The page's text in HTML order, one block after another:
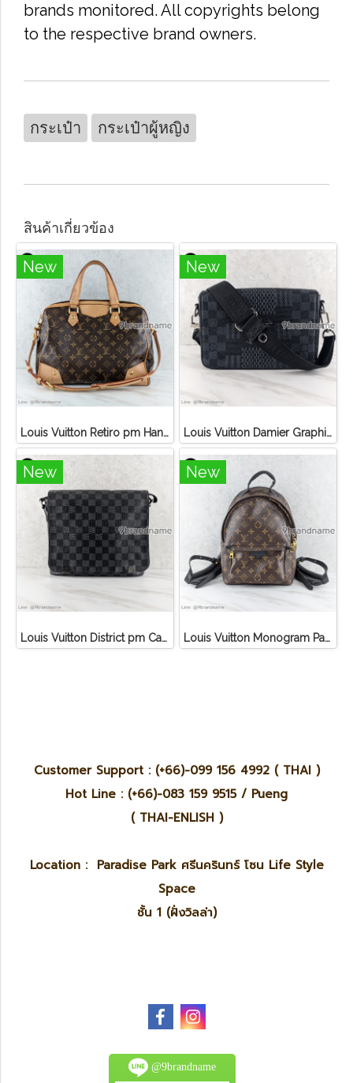
brands monitored. All copyrights belong
to the respective brand owners.
กระเป๋า กระเป๋าผู้หญิง
สินค้าเกี่ยวข้อง
New
Louis Vuitton Retiro pm Handbag Canvas Monogram
New
Louis Vuitton Damier Graphite 3D Canvas Studio Messenger
New
Louis Vuitton District pm Canvas Graphite
New
Louis Vuitton Monogram Palm Springs PM Backpack
Customer Support : (+66)-099 156 4992 ( THAI )
Hot Line : (+66)-083 159 9515 / Pueng
( THAI-ENLISH )
Location : Paradise Park ศรีนครินทร์ โซน Life Style
Space
ชั้น 1 (ฝั่งวิลล่า)
@9brandname